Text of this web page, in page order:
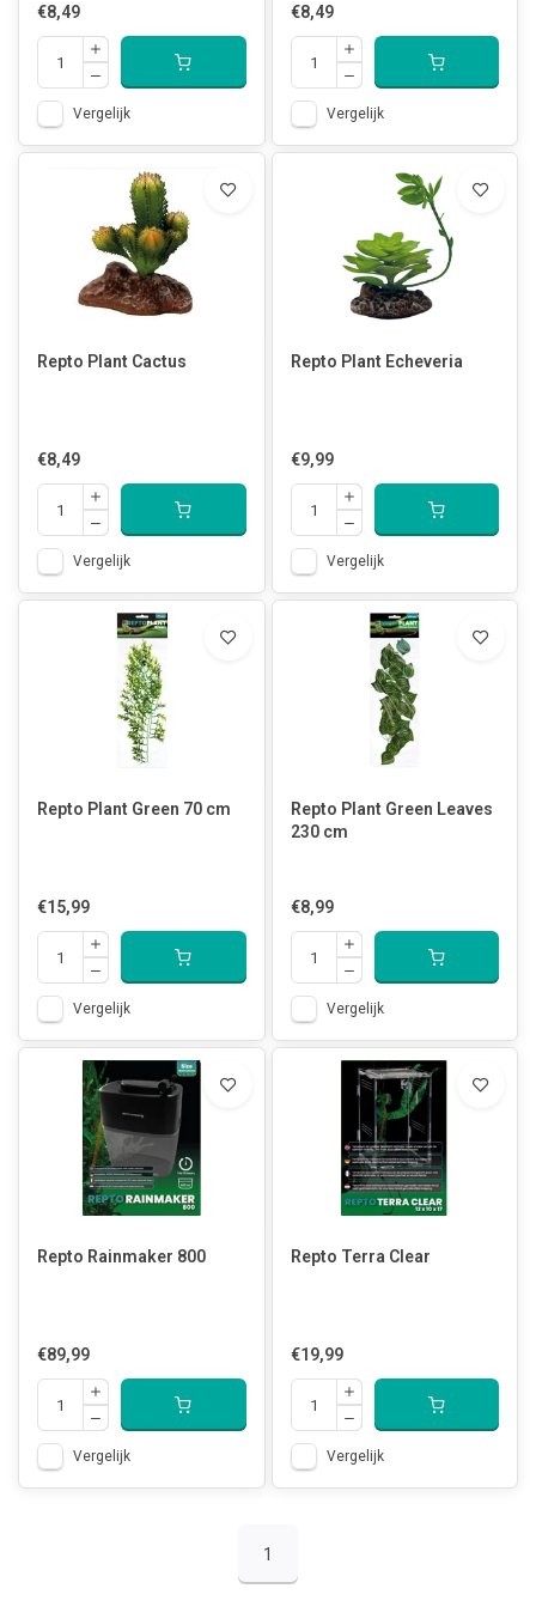
€8,49
Vergelijk
€8,49
Vergelijk
Repto Plant Cactus
€8,49
Vergelijk
Repto Plant Echeveria
€9,99
Vergelijk
Repto Plant Green 70 cm
€15,99
Vergelijk
Repto Plant Green Leaves
230 cm
€8,99
Vergelijk
Repto Rainmaker 800
€89,99
Vergelijk
Repto Terra Clear
€19,99
Vergelijk
1